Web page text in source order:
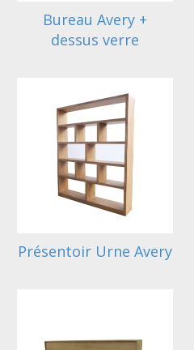
Bureau Avery +
dessus verre
Présentoir Urne Avery